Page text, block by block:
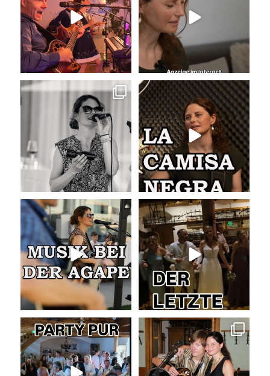
27 0
31
Sommer, Sonne, Gefühle bei der
Agape!
...
41 0
La Camisa Negra
Wir lieben...
47 0
Musik bei der Agape
Was passiert...
52 4
Abschlusslied der Hochzeit
Was für ein...
53 0
Party pur mit mit den besten Hits
für Jung und Alt...
55 0
Die Liebe zur Musik bleibt!
Als wir...
160 26